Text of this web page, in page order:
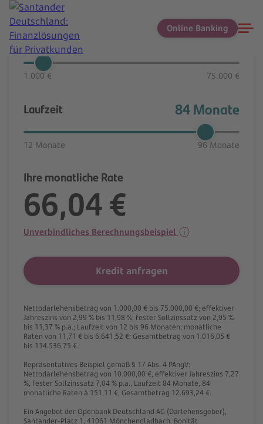
Online Banking
Kreditbetrag 5.000 €
1.000 € 75.000 €
Laufzeit 84 Monate
12 Monate 96 Monate
Ihre monatliche Rate
66,04 €
Unverbindliches Berechnungsbeispiel
Nettodarlehensbetrag von 1.000,00 € bis 75.000,00 €; effektiver
Jahreszins von 2,99 % bis 11,98 %; fester Sollzinssatz von 2,95 %
bis 11,37 % p.a.; Laufzeit von 12 bis 96 Monaten; monatliche
Raten von 11,71 € bis 6.641,52 €; Gesamtbetrag von 1.016,05 €
bis 114.536,75 €.
Repräsentatives Beispiel gemäß § 17 Abs. 4 PAngV:
Nettodarlehensbetrag von 10.000,00 €, effektiver Jahreszins 7,27
%, fester Sollzinssatz 7,04 % p.a., Laufzeit 84 Monate, 84
monatliche Raten à 151,11 €, Gesamtbetrag 12.693,24 €.
Ein Angebot der Openbank Deutschland AG (Darlehensgeber),
Santander-Platz 1, 41061 Mönchengladbach. Bonität
Kredit anfragen